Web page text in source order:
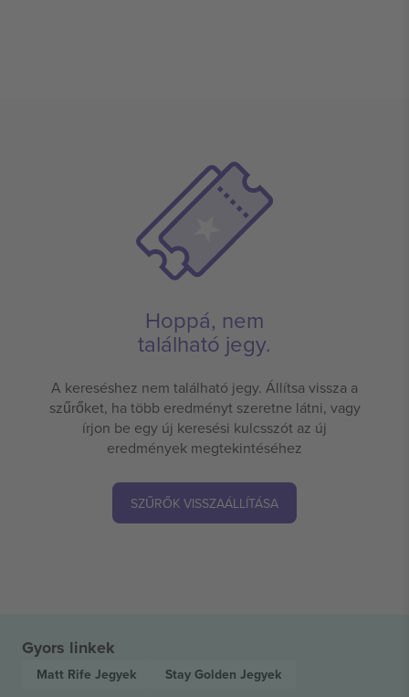
Hoppá, nem
található jegy.
A kereséshez nem található jegy. Állítsa vissza a
szűrőket, ha több eredményt szeretne látni, vagy
írjon be egy új keresési kulcsszót az új
eredmények megtekintéséhez
SZŰRŐK VISSZAÁLLÍTÁSA
Gyors linkek
Matt Rife Jegyek Stay Golden Jegyek